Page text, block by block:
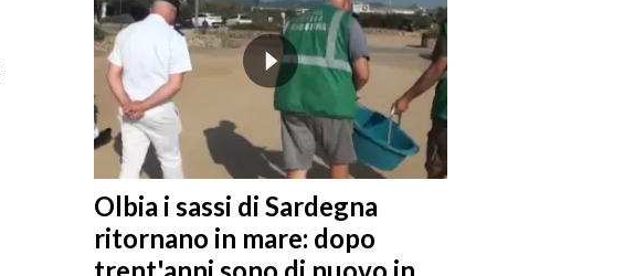
Olbia i sassi di Sardegna
ritornano in mare: dopo